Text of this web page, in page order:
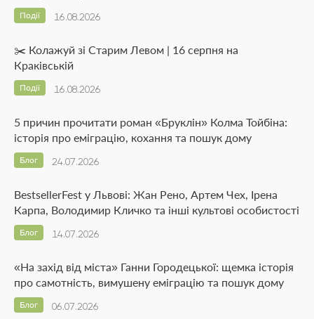
16.08.2026
Події
✂️ Колажуй зі Старим Левом | 16 серпня на
Краківській
16.08.2026
Події
5 причин прочитати роман «Бруклін» Колма Тойбіна:
історія про еміграцію, кохання та пошук дому
24.07.2026
Блог
BestsellerFest у Львові: Жан Рено, Артем Чех, Ірена
Карпа, Володимир Кличко та інші культові особистості
14.07.2026
Блог
«На захід від міста» Ганни Городецької: щемка історія
про самотність, вимушену еміграцію та пошук дому
06.07.2026
Блог